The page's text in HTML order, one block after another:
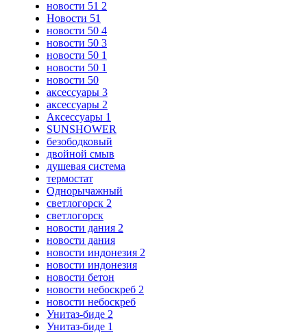
новости 51 2
Новости 51
новости 50 4
новости 50 3
новости 50 1
новости 50 1
новости 50
аксессуары 3
аксессуары 2
Аксессуары 1
SUNSHOWER
безободковый
двойной смыв
душевая система
термостат
Однорычажный
светлогорск 2
светлогорск
новости дания 2
новости дания
новости индонезия 2
новости индонезия
новости бетон
новости небоскреб 2
новости небоскреб
Унитаз-биде 2
Унитаз-биде 1